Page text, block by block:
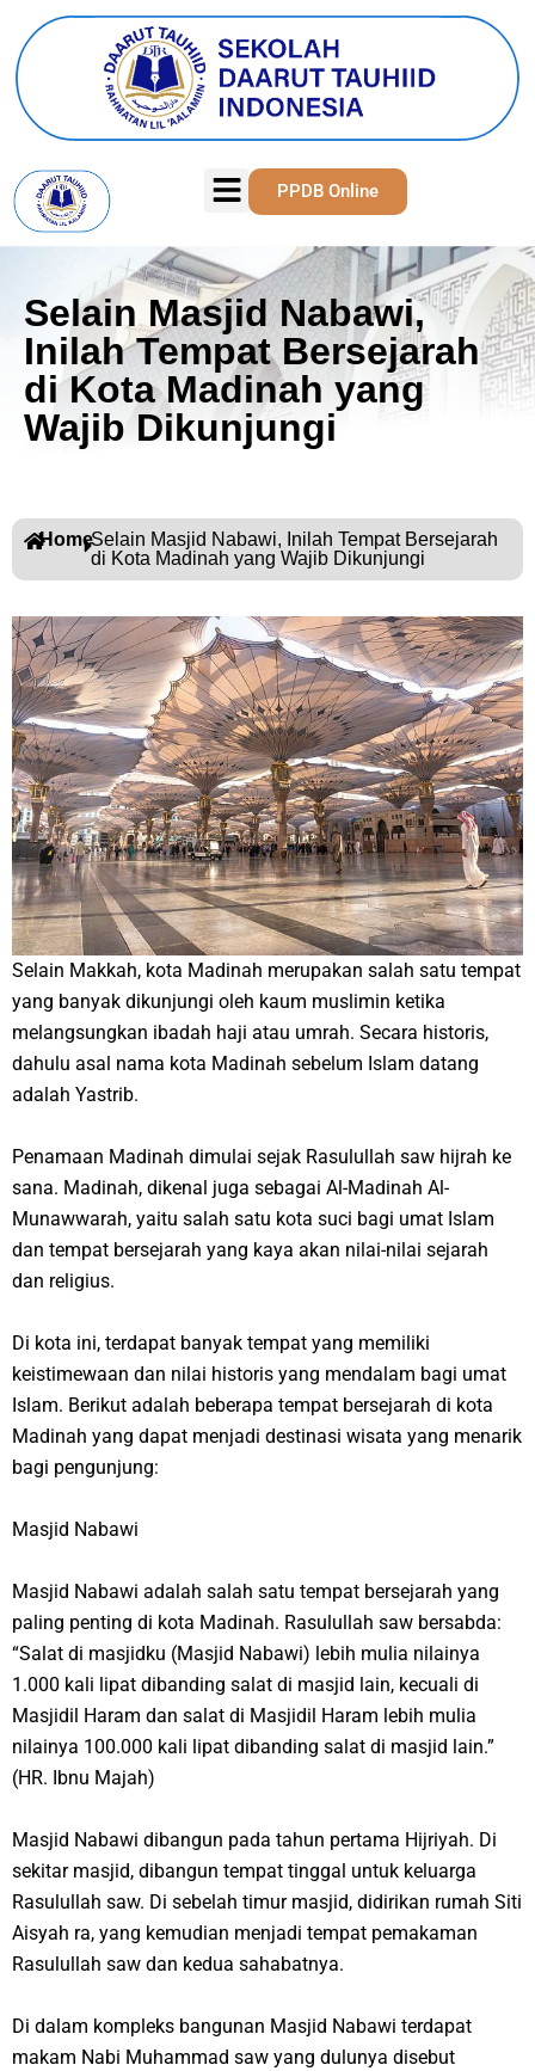
PPDB Online
Selain Masjid Nabawi,
Inilah Tempat Bersejarah
di Kota Madinah yang
Wajib Dikunjungi
HomeSelain Masjid Nabawi, Inilah Tempat Bersejarah
di Kota Madinah yang Wajib Dikunjungi
Selain Makkah, kota Madinah merupakan salah satu tempat
yang banyak dikunjungi oleh kaum muslimin ketika
melangsungkan ibadah haji atau umrah. Secara historis,
dahulu asal nama kota Madinah sebelum Islam datang
adalah Yastrib.
Penamaan Madinah dimulai sejak Rasulullah saw hijrah ke
sana. Madinah, dikenal juga sebagai Al-Madinah Al-
Munawwarah, yaitu salah satu kota suci bagi umat Islam
dan tempat bersejarah yang kaya akan nilai-nilai sejarah
dan religius.
Di kota ini, terdapat banyak tempat yang memiliki
keistimewaan dan nilai historis yang mendalam bagi umat
Islam. Berikut adalah beberapa tempat bersejarah di kota
Madinah yang dapat menjadi destinasi wisata yang menarik
bagi pengunjung:
Masjid Nabawi
Masjid Nabawi adalah salah satu tempat bersejarah yang
paling penting di kota Madinah. Rasulullah saw bersabda:
“Salat di masjidku (Masjid Nabawi) lebih mulia nilainya
1.000 kali lipat dibanding salat di masjid lain, kecuali di
Masjidil Haram dan salat di Masjidil Haram lebih mulia
nilainya 100.000 kali lipat dibanding salat di masjid lain.”
(HR. Ibnu Majah)
Masjid Nabawi dibangun pada tahun pertama Hijriyah. Di
sekitar masjid, dibangun tempat tinggal untuk keluarga
Rasulullah saw. Di sebelah timur masjid, didirikan rumah Siti
Aisyah ra, yang kemudian menjadi tempat pemakaman
Rasulullah saw dan kedua sahabatnya.
Di dalam kompleks bangunan Masjid Nabawi terdapat
makam Nabi Muhammad saw yang dulunya disebut